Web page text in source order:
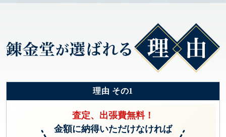
理由 その1
査定、出張費無料！
金額に納得いただけなければ